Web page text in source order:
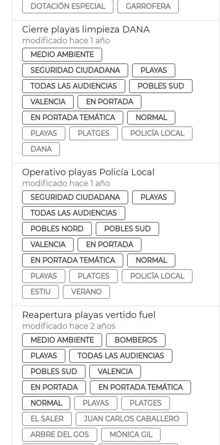
DOTACIÓN ESPECIAL
GARROFERA
Cierre playas limpieza DANA
modificado hace 1 año
MEDIO AMBIENTE
SEGURIDAD CIUDADANA
PLAYAS
TODAS LAS AUDIENCIAS
POBLES SUD
VALENCIA
EN PORTADA
EN PORTADA TEMÁTICA
NORMAL
PLAYAS
PLATGES
POLICÍA LOCAL
DANA
Operativo playas Policía Local
modificado hace 1 año
SEGURIDAD CIUDADANA
PLAYAS
TODAS LAS AUDIENCIAS
POBLES NORD
POBLES SUD
VALENCIA
EN PORTADA
EN PORTADA TEMÁTICA
NORMAL
PLAYAS
PLATGES
POLICÍA LOCAL
ESTIU
VERANO
Reapertura playas vertido fuel
modificado hace 2 años
MEDIO AMBIENTE
BOMBEROS
PLAYAS
TODAS LAS AUDIENCIAS
POBLES SUD
VALENCIA
EN PORTADA
EN PORTADA TEMÁTICA
NORMAL
PLAYAS
PLATGES
EL SALER
JUAN CARLOS CABALLERO
ARBRE DEL GOS
MÓNICA GIL